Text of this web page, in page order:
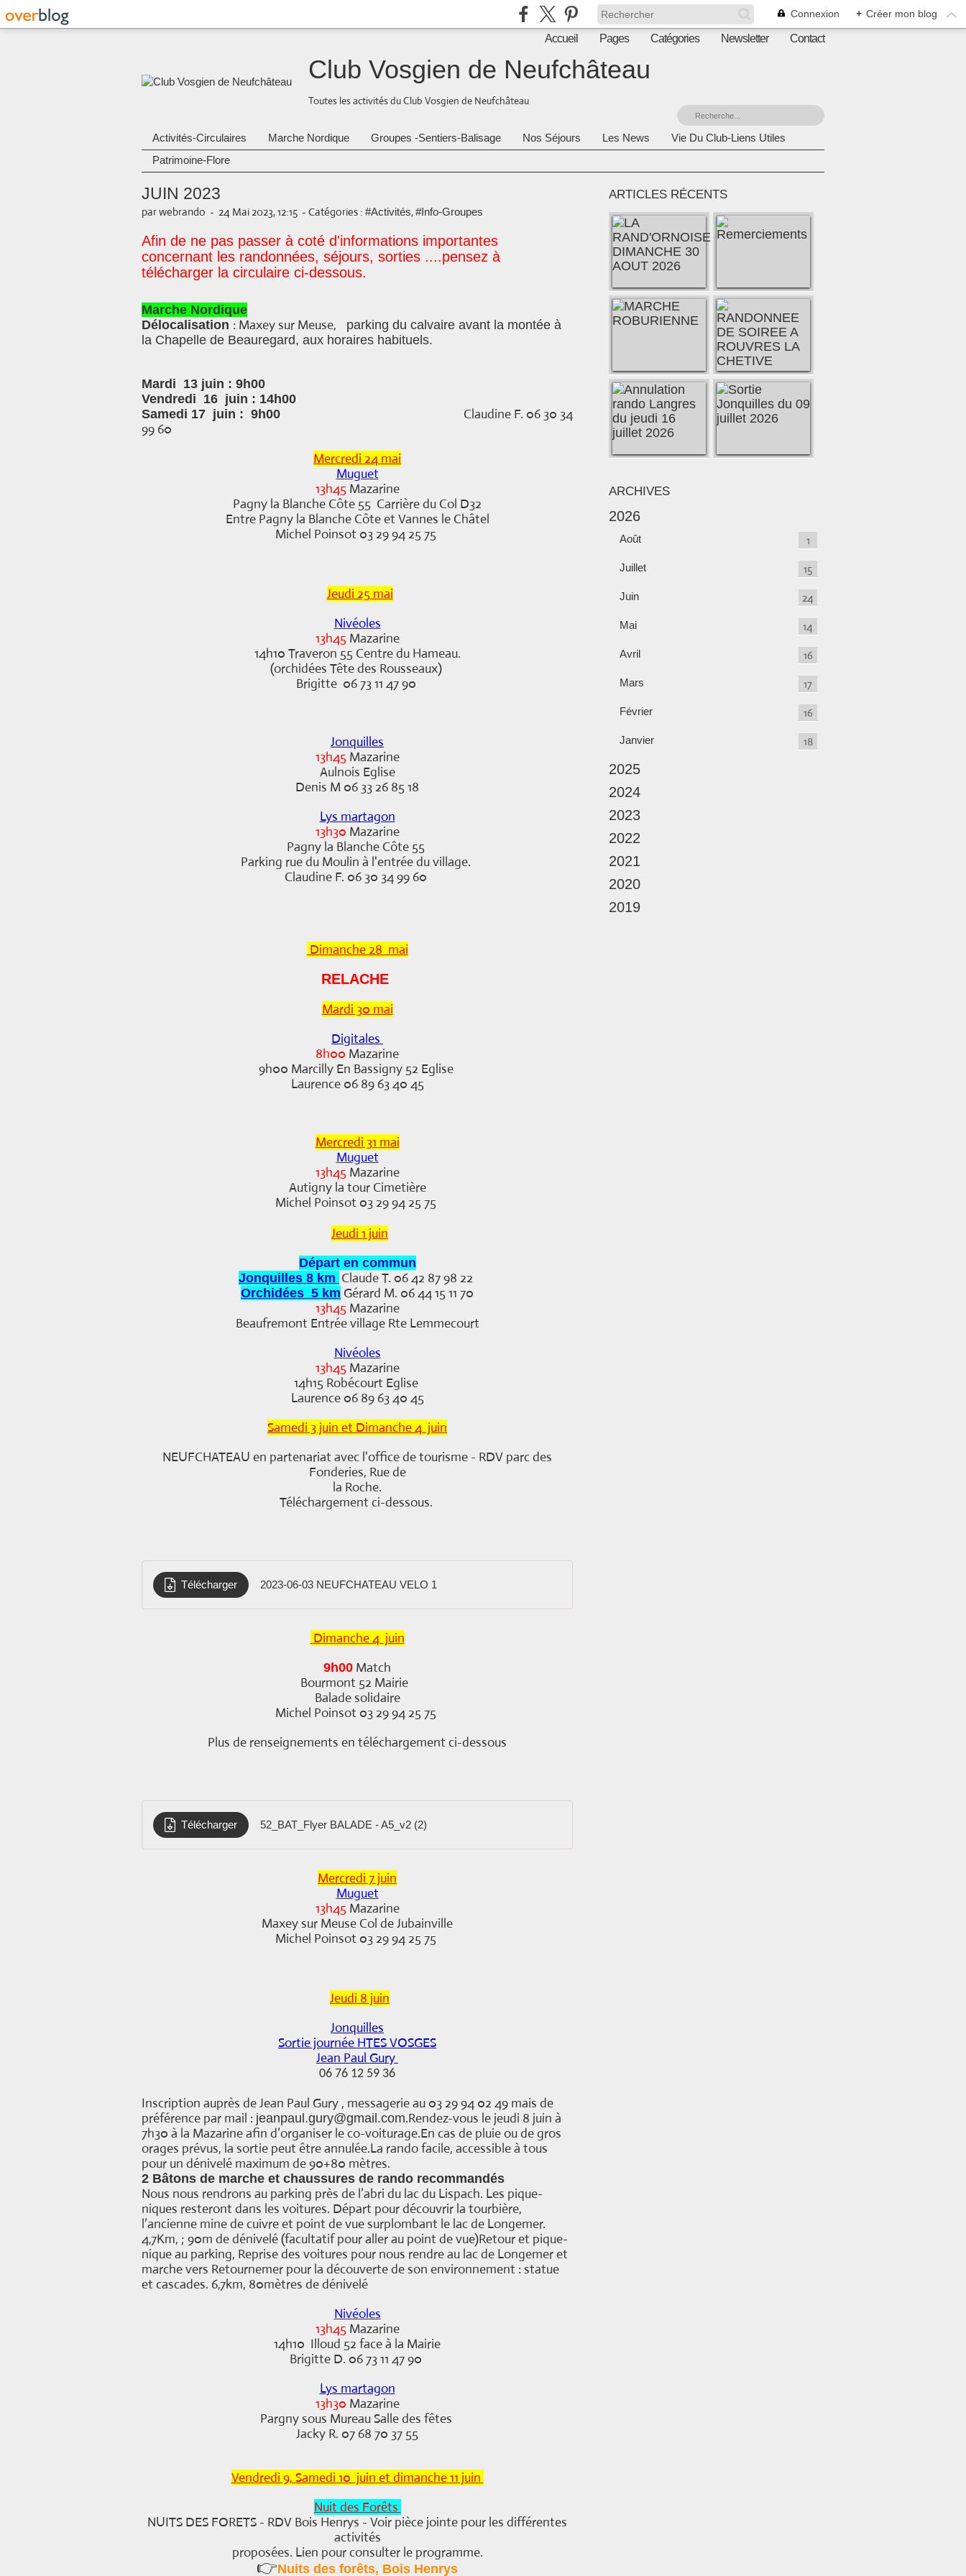
Connexion + Créer mon blog
Accueil Pages Catégories Newsletter Contact
Club Vosgien de Neufchâteau
Toutes les activités du Club Vosgien de Neufchâteau
Activités-Circulaires Marche Nordique Groupes -Sentiers-Balisage Nos Séjours Les News
Vie Du Club-Liens Utiles
Patrimoine-Flore
JUIN 2023
par webrando - 24 Mai 2023, 12:15 - Catégories : #Activités,#Info-Groupes
Afin de ne pas passer à coté d'informations importantes
concernant les randonnées, séjours, sorties ....pensez à
télécharger la circulaire ci-dessous.
Marche Nordique
Délocalisation : Maxey sur Meuse,
parking du calvaire avant la montée à
la Chapelle de Beauregard, aux horaires habituels.
Mardi 13 juin : 9h00
Vendredi 16 juin : 14h00
Samedi 17 juin : 9h00 Claudine F. 06 30 34
99 60
Mercredi 24 mai
Muguet
13h45 Mazarine
Pagny la Blanche Côte 55 Carrière du Col D32
Entre Pagny la Blanche Côte et Vannes le Châtel
Michel Poinsot 03 29 94 25 75
Jeudi 25 mai
Nivéoles
13h45 Mazarine
14h10 Traveron 55 Centre du Hameau.
(orchidées Tête des Rousseaux)
Brigitte 06 73 11 47 90
Jonquilles
13h45 Mazarine
Aulnois Eglise
Denis M 06 33 26 85 18
Lys martagon
13h30 Mazarine
Pagny la Blanche Côte 55
Parking rue du Moulin à l'entrée du village.
Claudine F. 06 30 34 99 60
Dimanche 28 mai
RELACHE
Mardi 30 mai
Digitales
8h00 Mazarine
9h00 Marcilly En Bassigny 52 Eglise
Laurence 06 89 63 40 45
Mercredi 31 mai
Muguet
13h45 Mazarine
Autigny la tour Cimetière
Michel Poinsot 03 29 94 25 75
Jeudi 1 juin
Départ en commun
Jonquilles 8 km Claude T. 06 42 87 98 22
Orchidées 5 km Gérard M. 06 44 15 11 70
13h45 Mazarine
Beaufremont Entrée village Rte Lemmecourt
Nivéoles
13h45 Mazarine
14h15 Robécourt Eglise
Laurence 06 89 63 40 45
Samedi 3 juin et Dimanche 4 juin
NEUFCHATEAU en partenariat avec l'office de tourisme - RDV parc des
Fonderies, Rue de
la Roche.
Téléchargement ci-dessous.
Télécharger 2023-06-03 NEUFCHATEAU VELO 1
Dimanche 4 juin
9h00 Match
Bourmont 52 Mairie
Balade solidaire
Michel Poinsot 03 29 94 25 75
Plus de renseignements en téléchargement ci-dessous
Télécharger 52_BAT_Flyer BALADE - A5_v2 (2)
Mercredi 7 juin
Muguet
13h45 Mazarine
Maxey sur Meuse Col de Jubainville
Michel Poinsot 03 29 94 25 75
Jeudi 8 juin
Jonquilles
Sortie journée HTES VOSGES
Jean Paul Gury
06 76 12 59 36
Inscription auprès de Jean Paul Gury , messagerie au 03 29 94 02 49 mais de
préférence par mail : jeanpaul.gury@gmail.com.Rendez-vous le jeudi 8 juin à
7h30 à la Mazarine afin d’organiser le co-voiturage.En cas de pluie ou de gros
orages prévus, la sortie peut être annulée.La rando facile, accessible à tous
pour un dénivelé maximum de 90+80 mètres.
2 Bâtons de marche et chaussures de rando recommandés
Nous nous rendrons au parking près de l’abri du lac du Lispach. Les pique-
niques resteront dans les voitures. Départ pour découvrir la tourbière,
l’ancienne mine de cuivre et point de vue surplombant le lac de Longemer.
4,7Km, ; 90m de dénivelé (facultatif pour aller au point de vue)Retour et pique-
nique au parking, Reprise des voitures pour nous rendre au lac de Longemer et
marche vers Retournemer pour la découverte de son environnement : statue
et cascades. 6,7km, 80mètres de dénivelé
Nivéoles
13h45 Mazarine
14h10 Illoud 52 face à la Mairie
Brigitte D. 06 73 11 47 90
Lys martagon
13h30 Mazarine
Pargny sous Mureau Salle des fêtes
Jacky R. 07 68 70 37 55
Vendredi 9, Samedi 10 juin et dimanche 11 juin
Nuit des Forêts
NUITS DES FORETS - RDV Bois Henrys - Voir pièce jointe pour les différentes
activités
proposées. Lien pour consulter le programme.
👉Nuits des forêts, Bois Henrys
ARTICLES RÉCENTS
ARCHIVES
2026
Août 1
Juillet 15
Juin 24
Mai 14
Avril 16
Mars 17
Février 16
Janvier 18
2025
2024
2023
2022
2021
2020
2019